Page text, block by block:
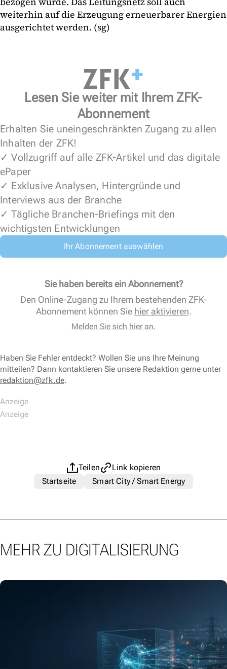
weiterhin auf die Erzeugung erneuerbarer Energien
ausgerichtet werden. (sg)
Lesen Sie weiter mit Ihrem ZFK-
Abonnement
Erhalten Sie uneingeschränkten Zugang zu allen
Inhalten der ZFK!
✓ Vollzugriff auf alle ZFK-Artikel und das digitale
ePaper
✓ Exklusive Analysen, Hintergründe und
Interviews aus der Branche
✓ Tägliche Branchen-Briefings mit den
wichtigsten Entwicklungen
Ihr Abonnement auswählen
Sie haben bereits ein Abonnement?
Den Online-Zugang zu Ihrem bestehenden ZFK-
Abonnement können Sie hier aktivieren.
Melden Sie sich hier an.
Haben Sie Fehler entdeckt? Wollen Sie uns Ihre Meinung
mitteilen? Dann kontaktieren Sie unsere Redaktion gerne unter
redaktion@zfk.de.
Teilen
Link kopieren
Startseite
Smart City / Smart Energy
MEHR ZU DIGITALISIERUNG